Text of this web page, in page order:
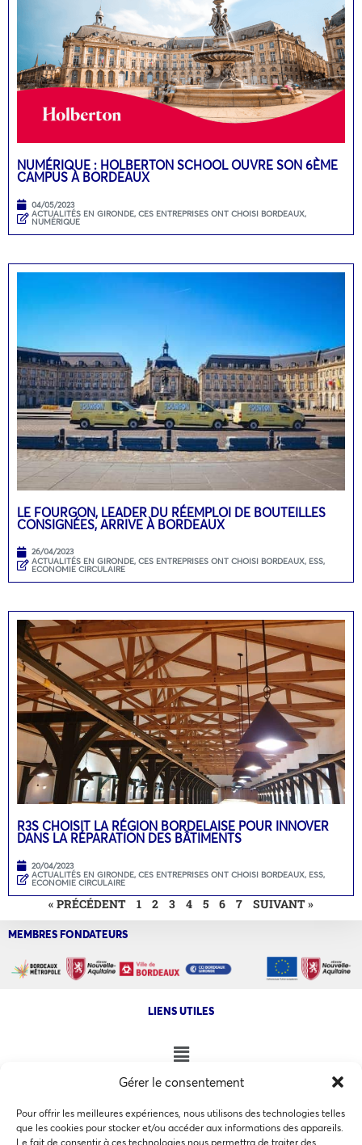
Gérer le consentement
Pour offrir les meilleures expériences, nous utilisons des technologies telles
que les cookies pour stocker et/ou accéder aux informations des appareils.
Le fait de consentir à ces technologies nous permettra de traiter des
NUMÉRIQUE : HOLBERTON SCHOOL OUVRE SON 6ÈME
CAMPUS À BORDEAUX
04/05/2023
ACTUALITÉS EN GIRONDE, CES ENTREPRISES ONT CHOISI BORDEAUX,
NUMÉRIQUE
LE FOURGON, LEADER DU RÉEMPLOI DE BOUTEILLES
CONSIGNÉES, ARRIVE À BORDEAUX
26/04/2023
ACTUALITÉS EN GIRONDE, CES ENTREPRISES ONT CHOISI BORDEAUX, ESS,
ECONOMIE CIRCULAIRE
R3S CHOISIT LA RÉGION BORDELAISE POUR INNOVER
DANS LA RÉPARATION DES BÂTIMENTS
20/04/2023
ACTUALITÉS EN GIRONDE, CES ENTREPRISES ONT CHOISI BORDEAUX, ESS,
ECONOMIE CIRCULAIRE
« PRÉCÉDENT 1 2 3 4 5 6 7 SUIVANT »
MEMBRES FONDATEURS
LIENS UTILES
NOS AUTRES SITES